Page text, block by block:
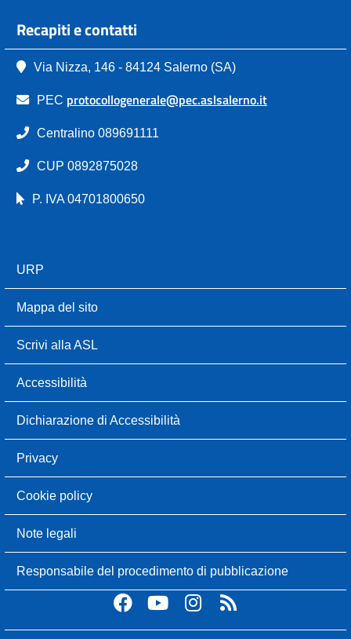
Recapiti e contatti
Via Nizza, 146 - 84124 Salerno (SA)
PEC protocollogenerale@pec.aslsalerno.it
Centralino 089691111
CUP 0892875028
P. IVA 04701800650
URP
Mappa del sito
Scrivi alla ASL
Accessibilità
Dichiarazione di Accessibilità
Privacy
Cookie policy
Note legali
Responsabile del procedimento di pubblicazione